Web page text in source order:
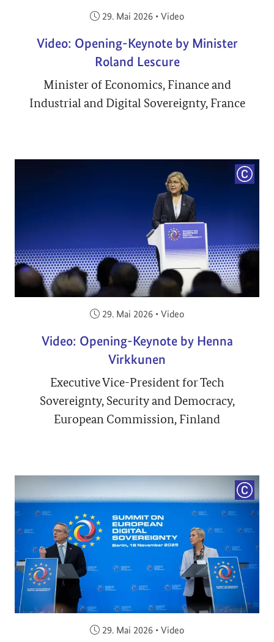
Veröffentlicht am:
29. Mai 2026 • Video
Video: Opening-Keynote by Minister
Roland Lescure
Minister of Economics, Finance and
Industrial and Digital Sovereignty, France
Veröffentlicht am:
29. Mai 2026 • Video
Video: Opening-Keynote by Henna
Virkkunen
Executive Vice-President for Tech
Sovereignty, Security and Democracy,
European Commission, Finland
Veröffentlicht am:
29. Mai 2026 • Video